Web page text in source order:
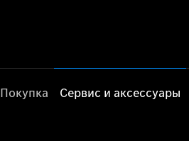
Покупка Сервис и аксессуары